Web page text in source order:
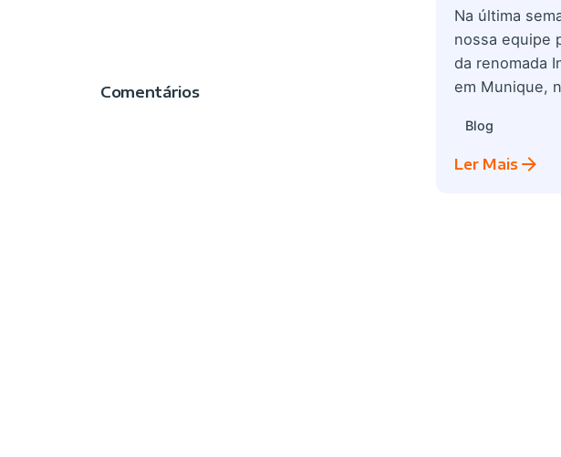
Comentários
Na última
nossa equipe
da renomada
em Munique,
Blog
Ler Mais